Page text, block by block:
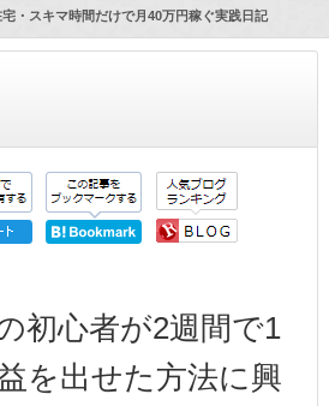
・スキマ時間だけで月40万円稼ぐ実践日記
初心者が2週間で1
を出せた方法に興